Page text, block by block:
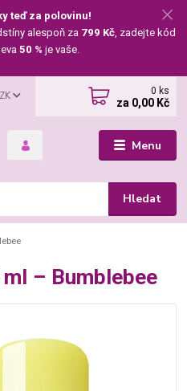
teď za polovinu!
alespoň za 799 Kč, zadejte kód
50 % je vaše.
Menu
Hledat
0 ks
za 0,00 Kč
– Bumblebee